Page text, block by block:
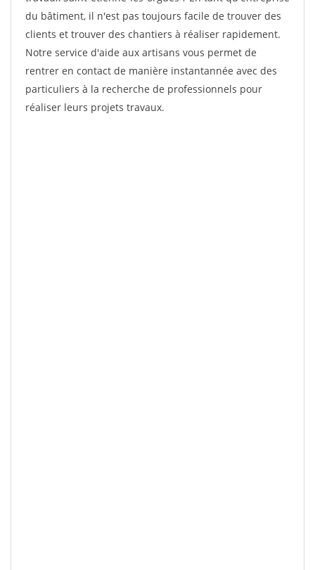
du bâtiment, il n'est pas toujours facile de trouver des
clients et trouver des chantiers à réaliser rapidement.
Notre service d'aide aux artisans vous permet de
rentrer en contact de manière instantannée avec des
particuliers à la recherche de professionnels pour
réaliser leurs projets travaux.